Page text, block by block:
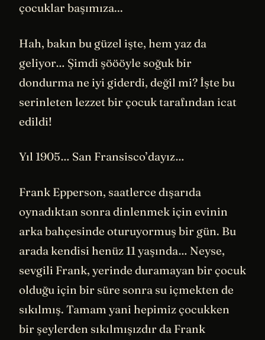
çocuklar başımıza...
Hah, bakın bu güzel işte, hem yaz da
geliyor… Şimdi şöööyle soğuk bir
dondurma ne iyi giderdi, değil mi? İşte bu
serinleten lezzet bir çocuk tarafından icat
edildi!
Yıl 1905… San Fransisco’dayız…
Frank Epperson, saatlerce dışarıda
oynadıktan sonra dinlenmek için evinin
arka bahçesinde oturuyormuş bir gün. Bu
arada kendisi henüz 11 yaşında… Neyse,
sevgili Frank, yerinde duramayan bir çocuk
olduğu için bir süre sonra su içmekten de
sıkılmış. Tamam yani hepimiz çocukken
bir şeylerden sıkılmışızdır da Frank